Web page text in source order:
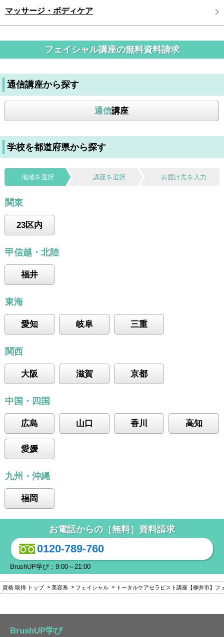
マッサージ・ボディケア
フェイシャル講座の無料資料請求
通信講座から探す
通信講座
学校を都道府県から探す
地域を選択 講座を選択 お届け先を入力
関東
23区内
甲信越・北陸
福井
東海
愛知 岐阜 三重
関西
大阪 滋賀 京都
中国・四国
広島 山口 香川 高知
愛媛
九州・沖縄
福岡
お電話からの［無料］資料請求
0120-789-760
BrushUP学び：9:00～21:00
資格 取得 トップ 美容系 フェイシャル トータルケアセラピスト講座【柳井市】フ
BrushUP学び